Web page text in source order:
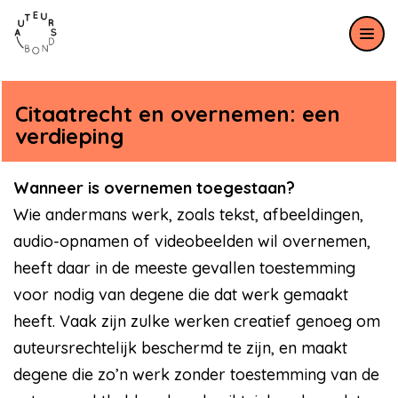
Meteen naar de content
Citaatrecht en overnemen: een
verdieping
Wanneer is overnemen toegestaan?
Wie andermans werk, zoals tekst, afbeeldingen,
audio-opnamen of videobeelden wil overnemen,
heeft daar in de meeste gevallen toestemming
voor nodig van degene die dat werk gemaakt
heeft. Vaak zijn zulke werken creatief genoeg om
auteursrechtelijk beschermd te zijn, en maakt
degene die zo’n werk zonder toestemming van de